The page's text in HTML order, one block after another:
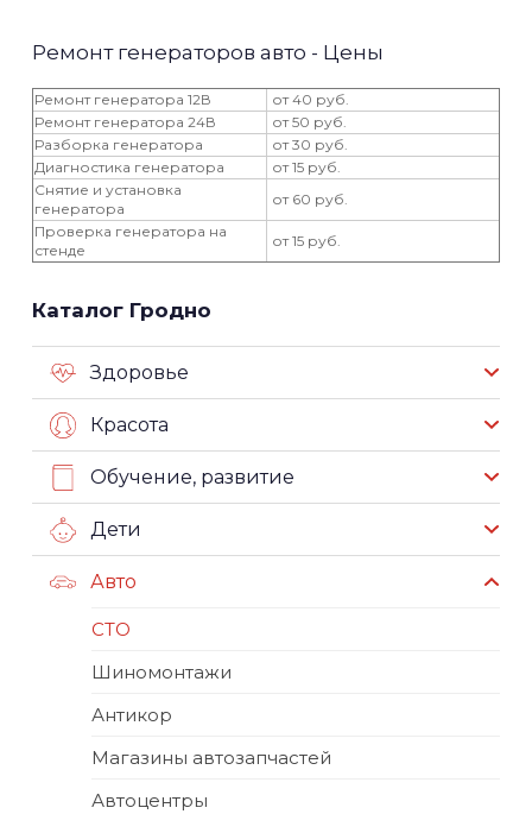
Ремонт генераторов авто - Цены
Ремонт генератора 12В
от 40 руб.
Ремонт генератора 24В
от 50 руб.
Разборка генератора
от 30 руб.
Диагностика генератора
от 15 руб.
Снятие и установка
генератора
от 60 руб.
Проверка генератора на
стенде
от 15 руб.
Каталог Гродно
Здоровье
Красота
Обучение, развитие
Дети
Авто
СТО
Шиномонтажи
Антикор
Магазины автозапчастей
Автоцентры